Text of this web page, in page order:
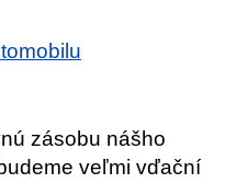
zásobu nášho
veľmi vďační